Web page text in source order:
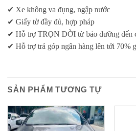
✔ Xe không va đụng, ngập nước
✔ Giấy tờ đầy đủ, hợp pháp
✔ Hỗ trợ TRỌN ĐỜI từ bảo dưỡng đến
✔ Hỗ trợ trả góp ngân hàng lên tới 70%
SẢN PHẨM TƯƠNG TỰ